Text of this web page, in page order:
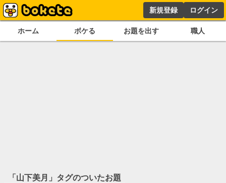
新規登録 ログイン
ホーム ボケる お題を出す 職人
「山下美月 」タグのついたお題